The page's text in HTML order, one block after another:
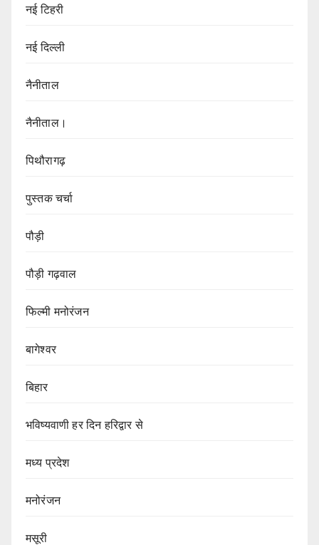
नई टिहरी
नई दिल्ली
नैनीताल
नैनीताल।
पिथौरागढ़
पुस्तक चर्चा
पौड़ी
पौड़ी गढ़वाल
फिल्मी मनोरंजन
बागेश्वर
बिहार
भविष्यवाणी हर दिन हरिद्वार से
मध्य प्रदेश
मनोरंजन
मसूरी